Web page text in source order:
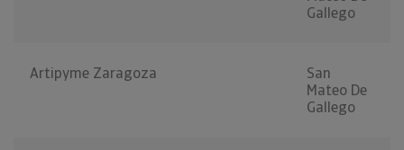
Gallego
Artipyme Zaragoza
San
Mateo De
Gallego